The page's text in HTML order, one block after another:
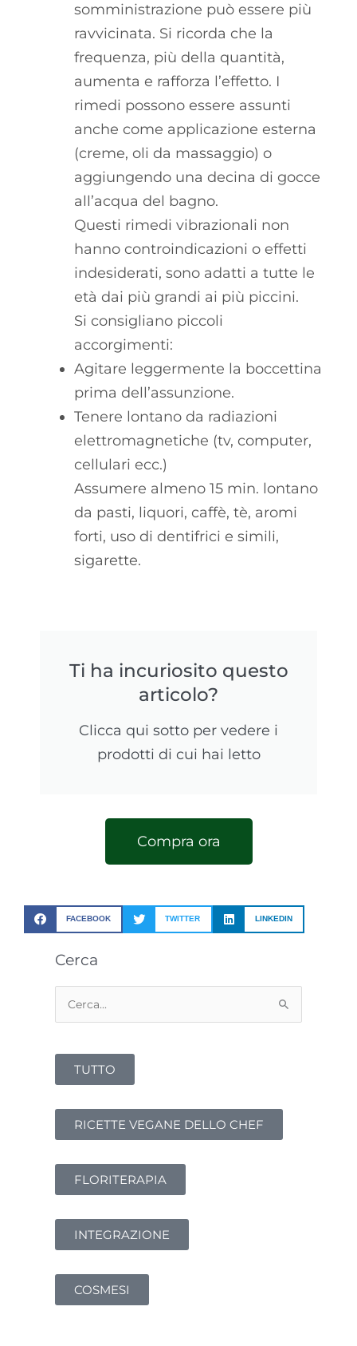
somministrazione può essere più
ravvicinata. Si ricorda che la
frequenza, più della quantità,
aumenta e rafforza l’effetto. I
rimedi possono essere assunti
anche come applicazione esterna
(creme, oli da massaggio) o
aggiungendo una decina di gocce
all’acqua del bagno.
Questi rimedi vibrazionali non
hanno controindicazioni o effetti
indesiderati, sono adatti a tutte le
età dai più grandi ai più piccini.
Si consigliano piccoli
accorgimenti:
Agitare leggermente la boccettina
prima dell’assunzione.
Tenere lontano da radiazioni
elettromagnetiche (tv, computer,
cellulari ecc.)
Assumere almeno 15 min. lontano
da pasti, liquori, caffè, tè, aromi
forti, uso di dentifrici e simili,
sigarette.
Ti ha incuriosito questo
articolo?
Clicca qui sotto per vedere i
prodotti di cui hai letto
Compra ora
FACEBOOK TWITTER LINKEDIN
Cerca
Cerca:
TUTTO
RICETTE VEGANE DELLO CHEF
FLORITERAPIA
INTEGRAZIONE
COSMESI